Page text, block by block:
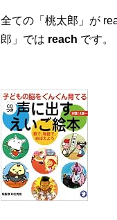
全ての「桃太郎」が
郎」では reach です。